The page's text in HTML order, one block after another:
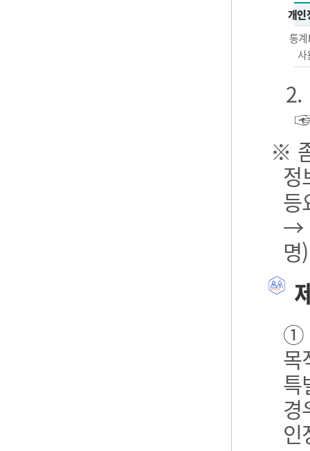
개인
통
사
2.
※
정
등
→
①
목
특
경
인